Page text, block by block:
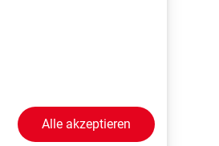
of metazoan
Alle akzeptieren